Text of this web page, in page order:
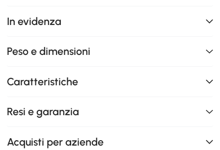
In evidenza
Peso e dimensioni
Caratteristiche
Resi e garanzia
Acquisti per aziende